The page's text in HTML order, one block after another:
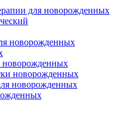
для новорожденных
новорожденных
новорожденных
новорожденных
новорожденных